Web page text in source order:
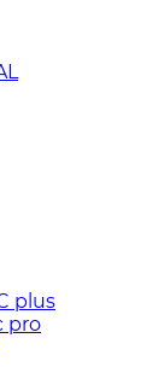
plus
pro